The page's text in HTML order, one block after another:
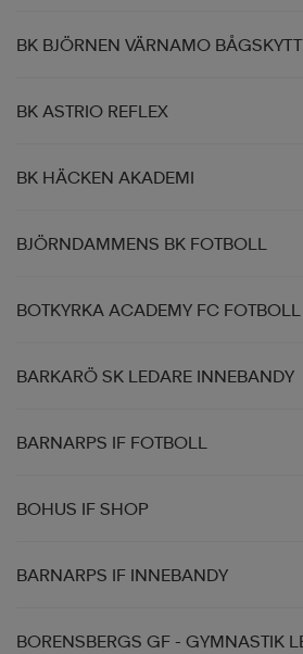
BK BJÖRNEN VÄRNAMO
BK ASTRIO REFLEX
BK HÄCKEN AKADEMI
BJÖRNDAMMENS BK FOTBOLL
BOTKYRKA ACADEMY FC FOTBOLL
BARKARÖ SK LEDARE INNEBANDY
BARNARPS IF FOTBOLL
BOHUS IF SHOP
BARNARPS IF INNEBANDY
BORENSBERGS GF - GYMNASTIK